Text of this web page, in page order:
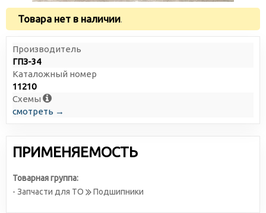
Товара нет в наличии.
Производитель
ГПЗ-34
Каталожный номер
11210
Схемы
смотреть →
ПРИМЕНЯЕМОСТЬ
Товарная группа:
- Запчасти для ТО
Подшипники